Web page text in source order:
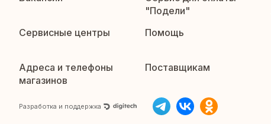
"Подели"
Сервисные центры
Помощь
Адреса и телефоны
магазинов
Поставщикам
Разработка и поддержка